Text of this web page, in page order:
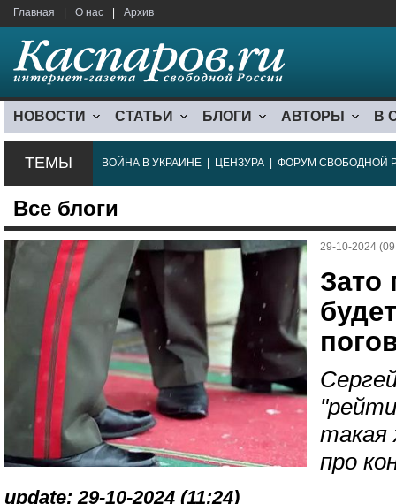
Главная О нас Архив
НОВОСТИ СТАТЬИ БЛОГИ АВТОРЫ В
ТЕМЫ ВОЙНА В УКРАИНЕ ЦЕНЗУРА ФОРУМ СВОБОДНОЙ
Все блоги
29-10-2024
Зато
такая
про
update: 29-10-2024 (11:24)